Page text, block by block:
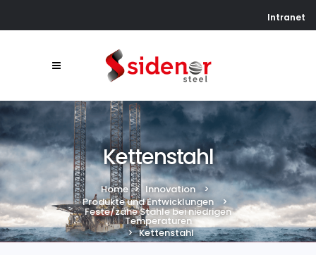
Intranet
Kettenstahl
Home > Innovation
>
Produkte und Entwicklungen
>
Feste/zähe Stähle bei niedrigen
Temperaturen
> Kettenstahl